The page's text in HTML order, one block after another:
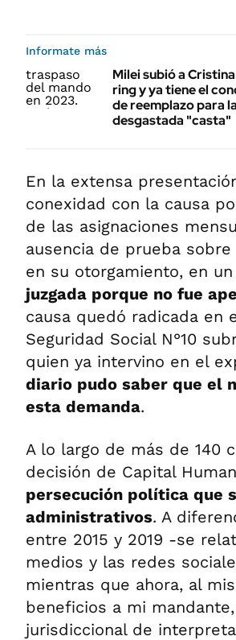
Informate más
Milei subió a
ring y ya tiene el
de reemplazo para la
desgastada "casta"
En la extensa
conexidad con la causa
de las asignaciones
ausencia de prueba
en su otorgamiento, en
juzgada porque no fue
causa quedó radicada en
Seguridad Social N°10
quien ya intervino en el
diario pudo saber que el
esta demanda.
A lo largo de más de 140
decisión de Capital
persecución política que
administrativos. A
entre 2015 y 2019 -se
medios y las redes
mientras que ahora, al
beneficios a mi
jurisdiccional de